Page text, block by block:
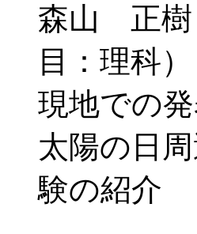
森山 正樹
目：理科）
現地での
太陽の日
験の紹介